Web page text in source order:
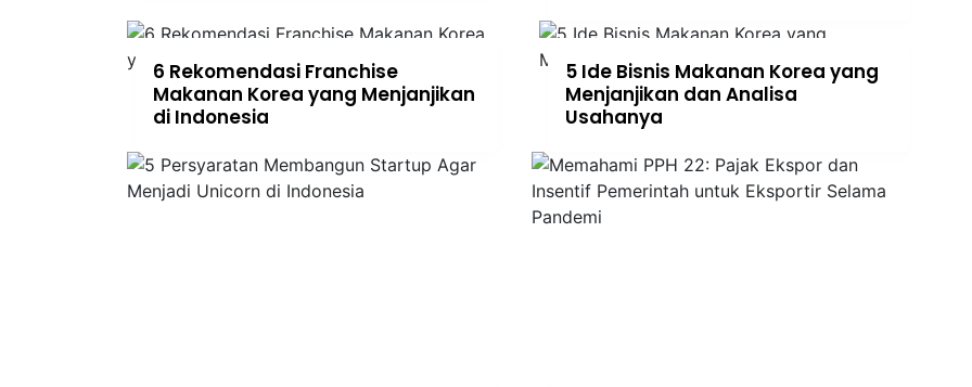
6 Rekomendasi Franchise
Makanan Korea yang Menjanjikan
di Indonesia
5 Ide Bisnis Makanan Korea yang
Menjanjikan dan Analisa
Usahanya